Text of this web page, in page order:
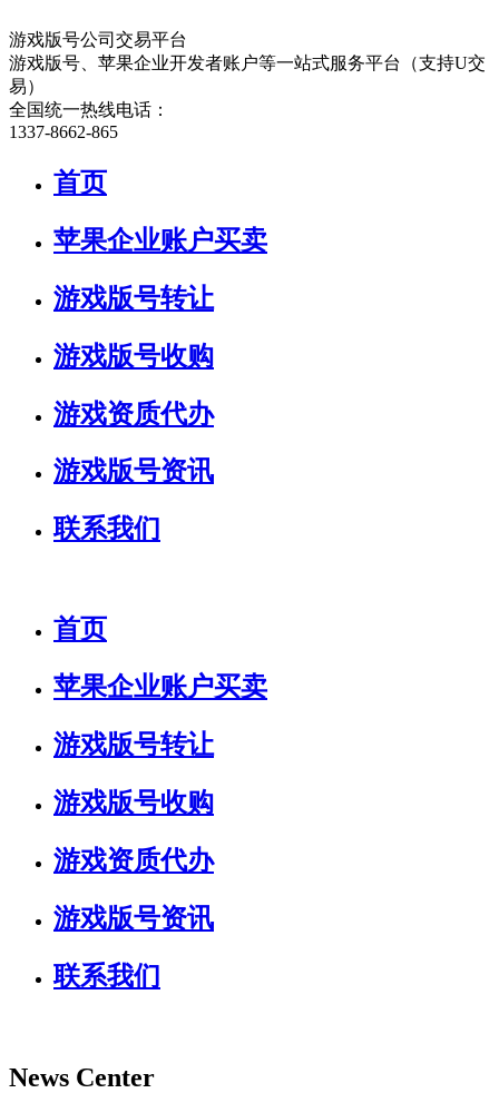
游戏版号公司交易平台
游戏版号、苹果企业开发者账户等一站式服务平台（支持U交
易）
全国统一热线电话：
1337-8662-865
首页
苹果企业账户买卖
游戏版号转让
游戏版号收购
游戏资质代办
游戏版号资讯
联系我们
首页
苹果企业账户买卖
游戏版号转让
游戏版号收购
游戏资质代办
游戏版号资讯
联系我们
News Center